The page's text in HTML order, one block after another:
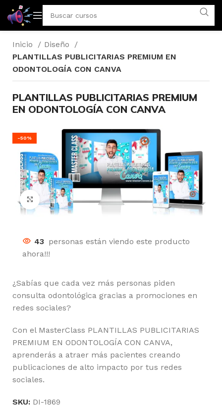
Inicio
Diseño
PLANTILLAS PUBLICITARIAS PREMIUM EN
ODONTOLOGÍA CON CANVA
PLANTILLAS PUBLICITARIAS PREMIUM
EN ODONTOLOGÍA CON CANVA
-50%
Click to enlarge
43 personas están viendo este producto
ahora!!!
¿Sabías que cada vez más personas piden
consulta odontológica gracias a promociones en
redes sociales?
Con el MasterClass PLANTILLAS PUBLICITARIAS
PREMIUM EN ODONTOLOGÍA CON CANVA,
aprenderás a atraer más pacientes creando
publicaciones de alto impacto por tus redes
sociales.
SKU: DI-1869